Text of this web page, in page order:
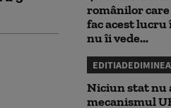
românilor care
fac acest lucru
nu îi vede...
Niciun stat nu
mecanismul